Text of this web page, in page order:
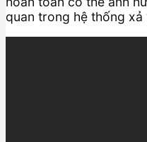
quan trong hệ thống